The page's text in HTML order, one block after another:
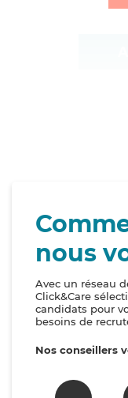
nous
Avec un réseau
Click&Care
candidats pour
besoins de
Nos conseillers